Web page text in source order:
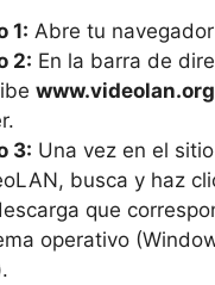
1: Abre tu
2: En la barra de
www.videolan.org
3: Una vez en el
busca y haz
que
operativo